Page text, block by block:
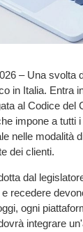
– Una svolta
in Italia. Entra
al Codice del
impone a tutti
nelle modalità
dei clienti.
dal
recedere
ogni
integrare